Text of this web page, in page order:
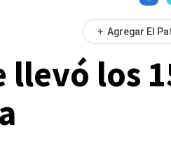
+ Agregar El
llevó los